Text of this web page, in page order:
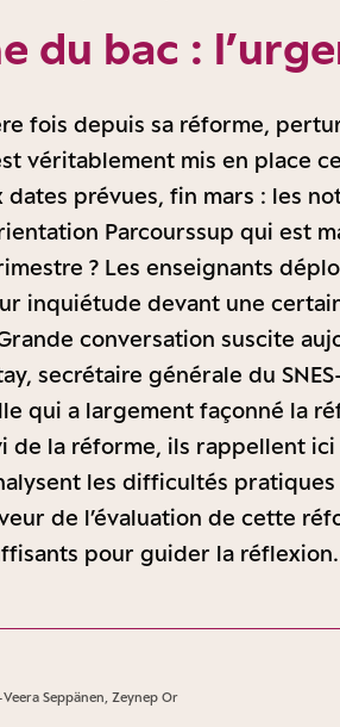
du bac :
fois depuis sa réforme,
véritablement mis en place
dates prévues, fin mars : les
Parcourssup qui est
? Les enseignants
inquiétude devant une
conversation suscite
secrétaire générale du
qui a largement façonné la
de la réforme, ils rappellent
les difficultés
de l’évaluation de cette
pour guider la réflexion.
Seppänen, Zeynep Or